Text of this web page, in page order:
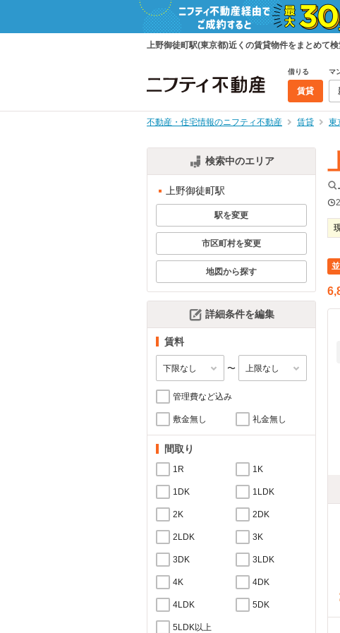
上野御徒町駅(東京都)近くの賃貸物件をまとめて
借りる
賃貸
マ
不動産・住宅情報のニフティ不動産 賃貸 東
検索中のエリア
上野御徒町駅
駅を変更
市区町村を変更
地図から探す
詳細条件を編集
賃料
〜
管理費など込み
敷金無し 礼金無し
間取り
1R 1K
1DK 1LDK
2K 2DK
2LDK 3K
3DK 3LDK
4K 4DK
4LDK 5DK
5LDK以上